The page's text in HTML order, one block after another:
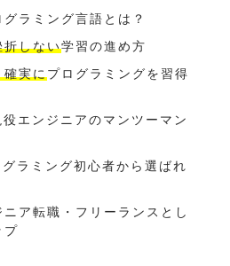
ラミング言語とは？
折しない学習の進め方
確実にプログラミングを習得
エンジニアのマンツーマン
ラミング初心者から選ばれ
ア転職・フリーランスとし
プ